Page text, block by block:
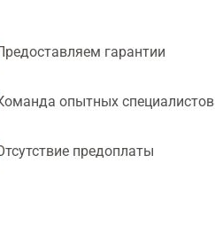
гарантии
опытных специалистов
предоплаты